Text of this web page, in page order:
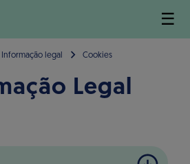
☰
Informação legal Cookies
Legal